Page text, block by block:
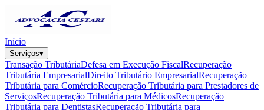
Início
Serviços▾
Transação TributáriaDefesa em Execução FiscalRecuperação
Tributária EmpresarialDireito Tributário EmpresarialRecuperação
Tributária para ComércioRecuperação Tributária para Prestadores de
ServiçosRecuperação Tributária para MédicosRecuperação
Tributária para DentistasRecuperação Tributária para